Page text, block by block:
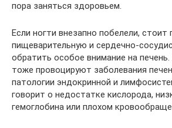
пора заняться здоровьем.
Если ногти внезапно побелели, стоит
пищеварительную и сердечно-
обратить особое внимание на
тоже провоцируют заболевания
патологии эндокринной и
говорит о недостатке кислорода,
гемоглобина или плохом